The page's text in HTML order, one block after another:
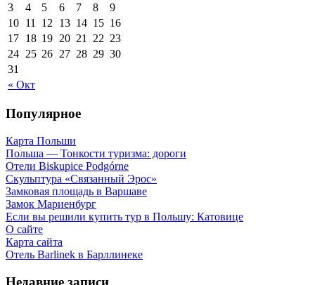
« Окт
3
4 5 6 7 8
9
10 11 12 13 14 15 16
17 18 19 20 21 22 23
24 25 26 27 28 29 30
31
Популярное
Карта Польши
Польша — Тонкости туризма: дороги
Отели Biskupice Podgórne
Скульптура «Связанный Эрос»
Замковая площадь в Варшаве
Замок Мариенбург
Если вы решили купить тур в Польшу: Катовице
О сайте
Карта сайта
Отель Barlinek в Барллинеке
Недавние записи